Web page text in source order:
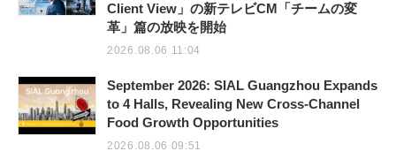
Client View」の新テレビCM「チームの変
革」篇の放映を開始
2026.08.06 11:04
September 2026: SIAL Guangzhou Expands
to 4 Halls, Revealing New Cross-Channel
Food Growth Opportunities
2026.08.06 09:51